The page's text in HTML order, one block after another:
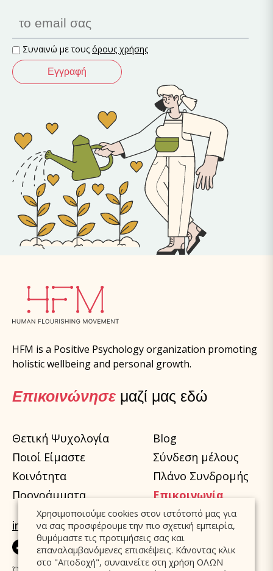
Συναινώ με τους όρους χρήσης
Εγγραφή
HFM is a Positive Psychology organization promoting
holistic wellbeing and personal growth.
Επικοινώνησε μαζί μας εδώ
Θετική Ψυχολογία
Ποιοί Είμαστε
Κοινότητα
Προγράμματα
Blog
Σύνδεση μέλους
Πλάνο Συνδρομής
Επικοινωνία
info@humanfm.org
Χρησιμοποιούμε cookies στον ιστότοπό μας για
να σας προσφέρουμε την πιο σχετική εμπειρία,
θυμόμαστε τις προτιμήσεις σας και
επαναλαμβανόμενες επισκέψεις. Κάνοντας κλικ
στο "Αποδοχή", συναινείτε στη χρήση ΟΛΩΝ